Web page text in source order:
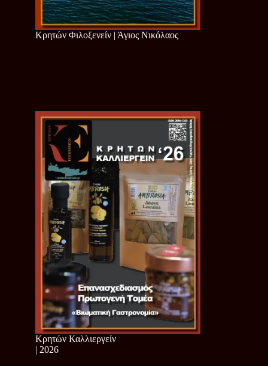
Κρητών Φιλοξενείν | Άγιος Νικόλαος
Κρητών Καλλιεργείν
| 2026